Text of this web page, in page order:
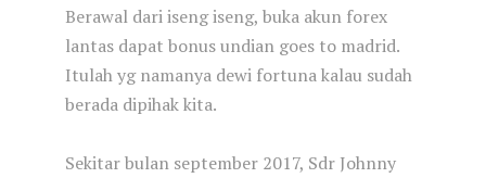
Berawal dari iseng iseng, buka akun forex
lantas dapat bonus undian goes to madrid.
Itulah yg namanya dewi fortuna kalau sudah
berada dipihak kita.
Sekitar bulan september 2017, Sdr Johnny